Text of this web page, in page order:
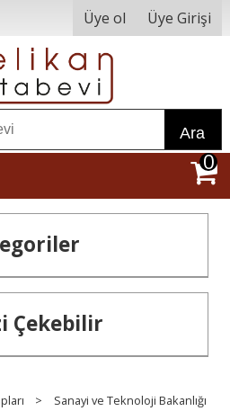
Üye ol Üye Girişi
Ara
0
Çekebilir
> Sanayi ve Teknoloji Bakanlığı